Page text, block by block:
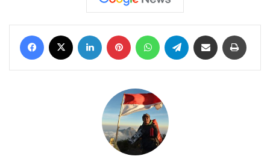
Facebook LinkedIn Pinterest WhatsAppTelegram Share via Email